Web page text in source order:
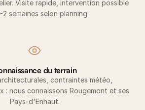
Visite rapide, intervention possible
2 semaines selon planning.
du terrain
contraintes météo,
: nous connaissons Rougemont et ses
Pays-d'Enhaut.